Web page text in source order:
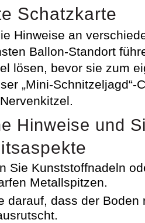
Schatzkarte
Hinweise an
Ballon-Standort
lösen, bevor sie zum
„Mini-Schnitzeljagd“-
Hinweise und
Sie Kunststoffnadeln
Metallspitzen.
darauf, dass der Boden